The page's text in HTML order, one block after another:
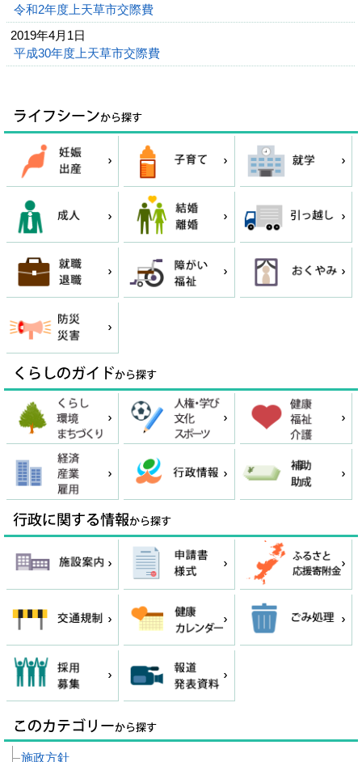
令和2年度上天草市交際費
2019年4月1日
平成30年度上天草市交際費
施政方針